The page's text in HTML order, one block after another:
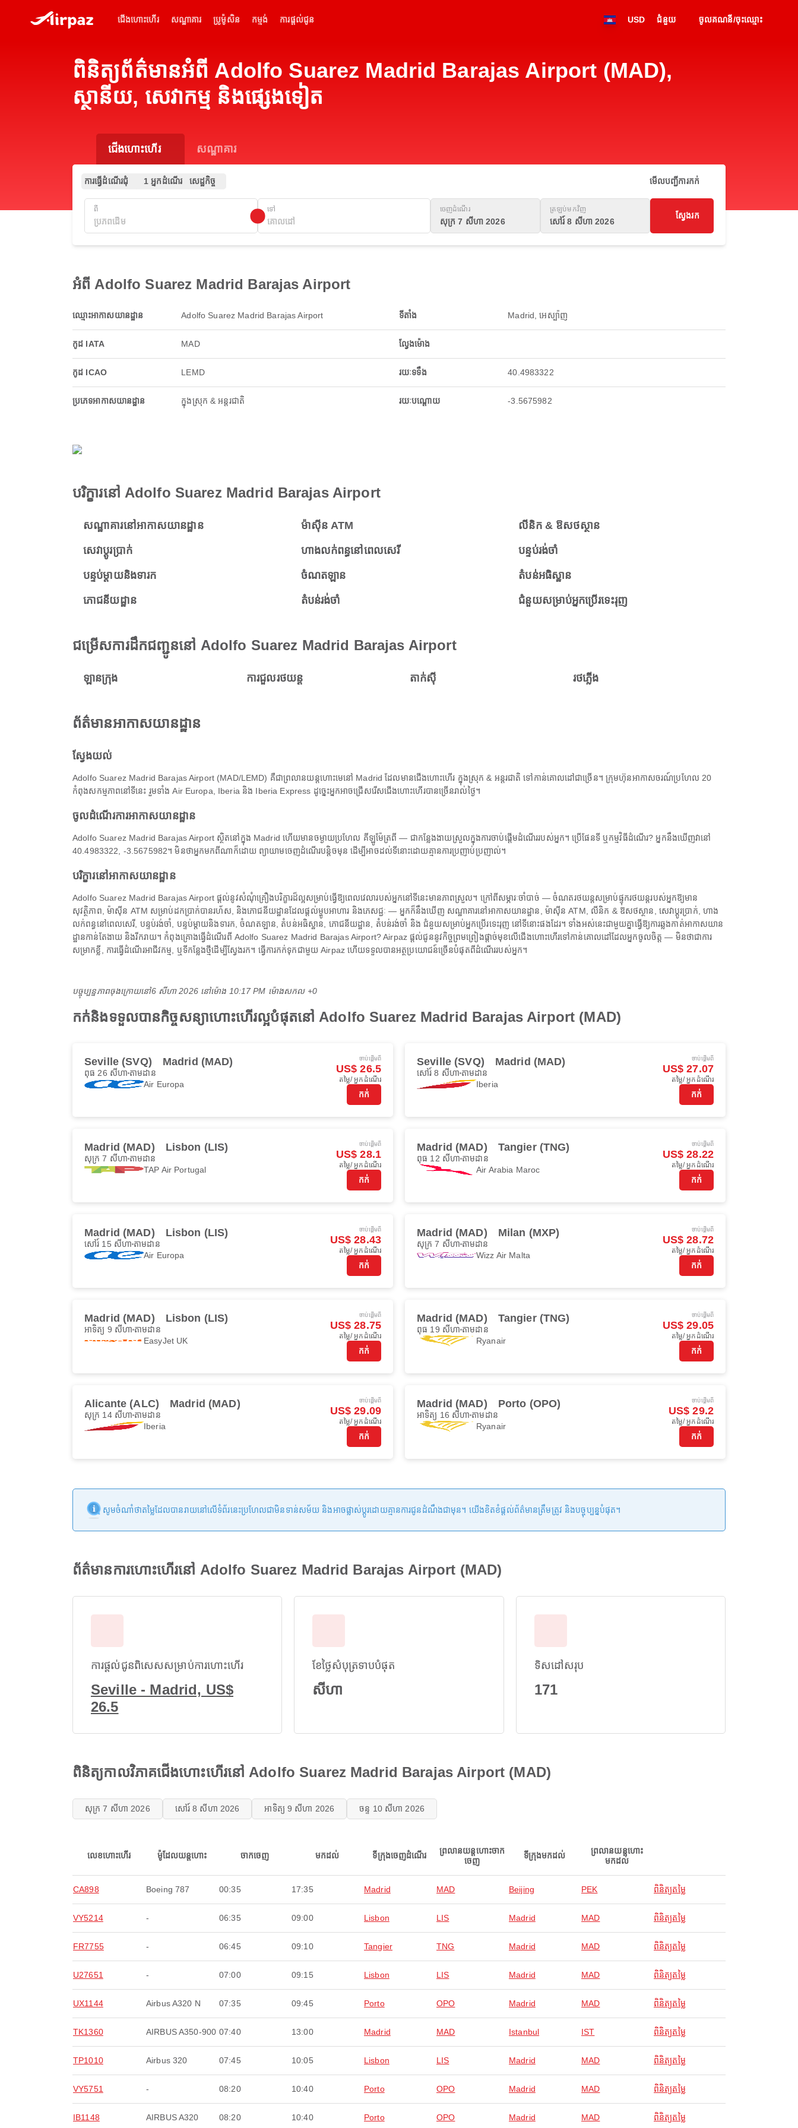
ជើងហោះហើរ សណ្ឋាគារ ប្រូម៉ូសិន កម្មង់ ការផ្តល់ជូន USD ជំនួយ ចូលគណនី/ចុះឈ្មោះ
ពិនិត្យព័ត៌មានអំពី Adolfo Suarez Madrid Barajas Airport (MAD),
ស្ថានីយ, សេវាកម្ម និងផ្សេងទៀត
ជើងហោះហើរ សណ្ឋាគារ
ការធ្វើដំណើរជុំ 1 អ្នកដំណើរ សេដ្ឋកិច្ច មើលបញ្ជីការកក់
ពី ទៅ ចេញដំណើរ
សុក្រ 7 សីហា 2026
ត្រឡប់មកវិញ
សៅរ៍ 8 សីហា 2026
ស្វែងរក
អំពី Adolfo Suarez Madrid Barajas Airport
ឈ្មោះអាកាសយានដ្ឋាន Adolfo Suarez Madrid Barajas Airport
កូដ IATA MAD
កូដ ICAO LEMD
ប្រភេទអាកាសយានដ្ឋាន ក្នុងស្រុក & អន្តរជាតិ
ទីតាំង Madrid, អេស្ប៉ាញ
ល្វែងម៉ោង
រយៈទទឹង 40.4983322
រយៈបណ្តោយ -3.5675982
បរិក្ខារនៅ Adolfo Suarez Madrid Barajas Airport
សណ្ឋាគារនៅអាកាសយានដ្ឋាន ម៉ាស៊ីន ATM លីនិក & ឱសថស្ថាន
សេវាប្តូរប្រាក់ ហាងលក់ពន្ធនៅពេលសេរី បន្ទប់រង់ចាំ
បន្ទប់ម្តាយនិងទារក ចំណតឡាន តំបន់អធិស្ឋាន
ភោជនីយដ្ឋាន តំបន់រង់ចាំ ជំនួយសម្រាប់អ្នកប្រើរទេះរុញ
ជម្រើសការដឹកជញ្ជូននៅ Adolfo Suarez Madrid Barajas Airport
ឡានក្រុង ការជួលរថយន្ត តាក់ស៊ី រថភ្លើង
ព័ត៌មានអាកាសយានដ្ឋាន
ស្វែងយល់
Adolfo Suarez Madrid Barajas Airport (MAD/LEMD) គឺជាព្រលានយន្តហោះមេនៅ Madrid ដែលមានជើងហោះហើរ ក្នុងស្រុក & អន្តរជាតិ ទៅកាន់គោលដៅជាច្រើន។ ក្រុមហ៊ុនអាកាសចរណ៍ប្រហែល 20
កំពុងសកម្មភាពនៅទីនេះ រួមទាំង Air Europa, Iberia និង Iberia Express ដូច្នេះអ្នកអាចជ្រើសរើសជើងហោះហើរបានច្រើនរាល់ថ្ងៃ។
ចូលដំណើរការអាកាសយានដ្ឋាន
Adolfo Suarez Madrid Barajas Airport ស្ថិតនៅក្នុង Madrid ហើយមានចម្ងាយប្រហែល គីឡូម៉ែត្រពី — ជាកន្លែងងាយស្រួលក្នុងការចាប់ផ្តើមដំណើររបស់អ្នក។ ប្រើផែនទី ឬកម្មវិធីដំណើរ? អ្នកនឹងឃើញវានៅ
40.4983322, -3.5675982។ មិនថាអ្នកមកពីណាក៏ដោយ ព្យាយាមចេញដំណើរបន្តិចមុន ដើម្បីអាចដល់ទីនោះដោយគ្មានការប្រញាប់ប្រញាល់។
បរិក្ខារនៅអាកាសយានដ្ឋាន
Adolfo Suarez Madrid Barajas Airport ផ្តល់នូវសំណុំគ្រឿងបរិក្ខារដ៏ល្អសម្រាប់ធ្វើឱ្យពេលវេលារបស់អ្នកនៅទីនេះមានភាពស្រួល។ ក្រៅពីសម្ភារៈចាំបាច់ — ចំណតរថយន្តសម្រាប់ផ្ទុករថយន្តរបស់អ្នកឱ្យមាន
សុវត្ថិភាព, ម៉ាស៊ីន ATM សម្រាប់ដកប្រាក់បានរហ័ស, និងភោជនីយដ្ឋានដែលផ្តល់ម្ហូបអាហារ និងភេសជ្ជៈ — អ្នកក៏នឹងឃើញ សណ្ឋាគារនៅអាកាសយានដ្ឋាន, ម៉ាស៊ីន ATM, លីនិក & ឱសថស្ថាន, សេវាប្តូរប្រាក់, ហាង
លក់ពន្ធនៅពេលសេរី, បន្ទប់រង់ចាំ, បន្ទប់ម្តាយនិងទារក, ចំណតឡាន, តំបន់អធិស្ឋាន, ភោជនីយដ្ឋាន, តំបន់រង់ចាំ និង ជំនួយសម្រាប់អ្នកប្រើរទេះរុញ នៅទីនោះផងដែរ។ ទាំងអស់នេះជាមួយគ្នាធ្វើឱ្យការឆ្លងកាត់អាកាសយាន
ដ្ឋានកាន់តែងាយ និងរីករាយ។ កំពុងគ្រោងធ្វើដំណើរពី Adolfo Suarez Madrid Barajas Airport? Airpaz ផ្តល់ជូននូវកិច្ចព្រមព្រៀងផ្តាច់មុខលើជើងហោះហើរទៅកាន់គោលដៅដែលអ្នកចូលចិត្ត — មិនថាជាការ
សម្រាកខ្លី, ការធ្វើដំណើរអាជីវកម្ម, ឬទីកន្លែងថ្មីដើម្បីស្វែងរក។ ធ្វើការកក់ទុកជាមួយ Airpaz ហើយទទួលបានអត្ថប្រយោជន៍ច្រើនបំផុតពីដំណើររបស់អ្នក។
បច្ចុប្បន្នភាពចុងក្រោយនៅ6 សីហា 2026 នៅ​ម៉ោង 10:17 PM ម៉ោង​សកល +0
កក់និងទទួលបានកិច្ចសន្យាហោះហើរល្អបំផុតនៅ Adolfo Suarez Madrid Barajas Airport (MAD)
Seville (SVQ) Madrid (MAD)
ពុធ 26 សីហា តាមដាន
Air Europa
ចាប់ផ្ដើមពី
US$ 26.5
តម្លៃ/ អ្នកដំណើរ
កក់
Seville (SVQ) Madrid (MAD)
សៅរ៍ 8 សីហា តាមដាន
Iberia
ចាប់ផ្ដើមពី
US$ 27.07
តម្លៃ/ អ្នកដំណើរ
កក់
Madrid (MAD) Lisbon (LIS)
សុក្រ 7 សីហា តាមដាន
TAP Air Portugal
ចាប់ផ្ដើមពី
US$ 28.1
តម្លៃ/ អ្នកដំណើរ
កក់
Madrid (MAD) Tangier (TNG)
ពុធ 12 សីហា តាមដាន
Air Arabia Maroc
ចាប់ផ្ដើមពី
US$ 28.22
តម្លៃ/ អ្នកដំណើរ
កក់
Madrid (MAD) Lisbon (LIS)
សៅរ៍ 15 សីហា តាមដាន
Air Europa
ចាប់ផ្ដើមពី
US$ 28.43
តម្លៃ/ អ្នកដំណើរ
កក់
Madrid (MAD) Milan (MXP)
សុក្រ 7 សីហា តាមដាន
Wizz Air Malta
ចាប់ផ្ដើមពី
US$ 28.72
តម្លៃ/ អ្នកដំណើរ
កក់
Madrid (MAD) Lisbon (LIS)
អាទិត្យ 9 សីហា តាមដាន
EasyJet UK
ចាប់ផ្ដើមពី
US$ 28.75
តម្លៃ/ អ្នកដំណើរ
កក់
Madrid (MAD) Tangier (TNG)
ពុធ 19 សីហា តាមដាន
Ryanair
ចាប់ផ្ដើមពី
US$ 29.05
តម្លៃ/ អ្នកដំណើរ
កក់
Alicante (ALC) Madrid (MAD)
សុក្រ 14 សីហា តាមដាន
Iberia
ចាប់ផ្ដើមពី
US$ 29.09
តម្លៃ/ អ្នកដំណើរ
កក់
Madrid (MAD) Porto (OPO)
អាទិត្យ 16 សីហា តាមដាន
Ryanair
ចាប់ផ្ដើមពី
US$ 29.2
តម្លៃ/ អ្នកដំណើរ
កក់
សូមចំណាំថាតម្លៃដែលបានរាយនៅលើទំព័រនេះប្រហែលជាមិនទាន់សម័យ និងអាចផ្លាស់ប្តូរដោយគ្មានការជូនដំណឹងជាមុន។ យើងខិតខំផ្តល់ព័ត៌មានត្រឹមត្រូវ និងបច្ចុប្បន្នបំផុត។
ព័ត៌មានការហោះហើរ​នៅ Adolfo Suarez Madrid Barajas Airport (MAD)
ការផ្តល់ជូនពិសេសសម្រាប់ការហោះហើរ
Seville - Madrid, US$
26.5
ខែថ្លៃសំបុត្រទាបបំផុត
សីហា
ទិសដៅសរុប
171
ពិនិត្យកាលវិភាគជើងហោះហើរ​នៅ Adolfo Suarez Madrid Barajas Airport (MAD)
សុក្រ 7 សីហា 2026 សៅរ៍ 8 សីហា 2026 អាទិត្យ 9 សីហា 2026 ចន្ទ 10 សីហា 2026
លេខហោះហើរ ម៉ូដែលយន្តហោះ ចាកចេញ មកដល់ ទីក្រុងចេញដំណើរ
ព្រលានយន្តហោះចាក
ចេញ
ទីក្រុងមកដល់
ព្រលានយន្តហោះ
មកដល់
CA898 Boeing 787 00:35 17:35 Madrid MAD Beijing PEK ពិនិត្យតម្លៃ
VY5214 - 06:35 09:00 Lisbon LIS Madrid MAD ពិនិត្យតម្លៃ
FR7755 - 06:45 09:10 Tangier TNG Madrid MAD ពិនិត្យតម្លៃ
U27651 - 07:00 09:15 Lisbon LIS Madrid MAD ពិនិត្យតម្លៃ
UX1144 Airbus A320 N 07:35 09:45 Porto OPO Madrid MAD ពិនិត្យតម្លៃ
TK1360 AIRBUS A350-900 07:40 13:00 Madrid MAD Istanbul IST ពិនិត្យតម្លៃ
TP1010 Airbus 320 07:45 10:05 Lisbon LIS Madrid MAD ពិនិត្យតម្លៃ
VY5751 - 08:20 10:40 Porto OPO Madrid MAD ពិនិត្យតម្លៃ
IB1148 AIRBUS A320 08:20 10:40 Porto OPO Madrid MAD ពិនិត្យតម្លៃ